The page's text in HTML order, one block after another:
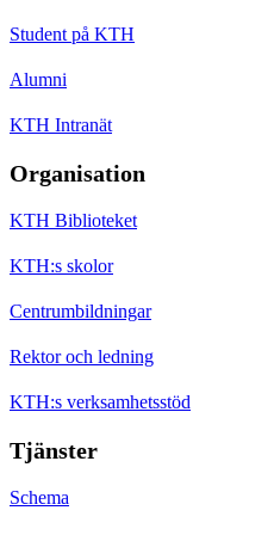
Student på KTH
Alumni
KTH Intranät
Organisation
KTH Biblioteket
KTH:s skolor
Centrumbildningar
Rektor och ledning
KTH:s verksamhetsstöd
Tjänster
Schema